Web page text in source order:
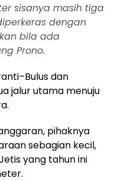
sisanya masih tiga
dengan
bila ada
Prono.
dan
jalur utama menuju
pihaknya
sebagian kecil,
yang tahun ini